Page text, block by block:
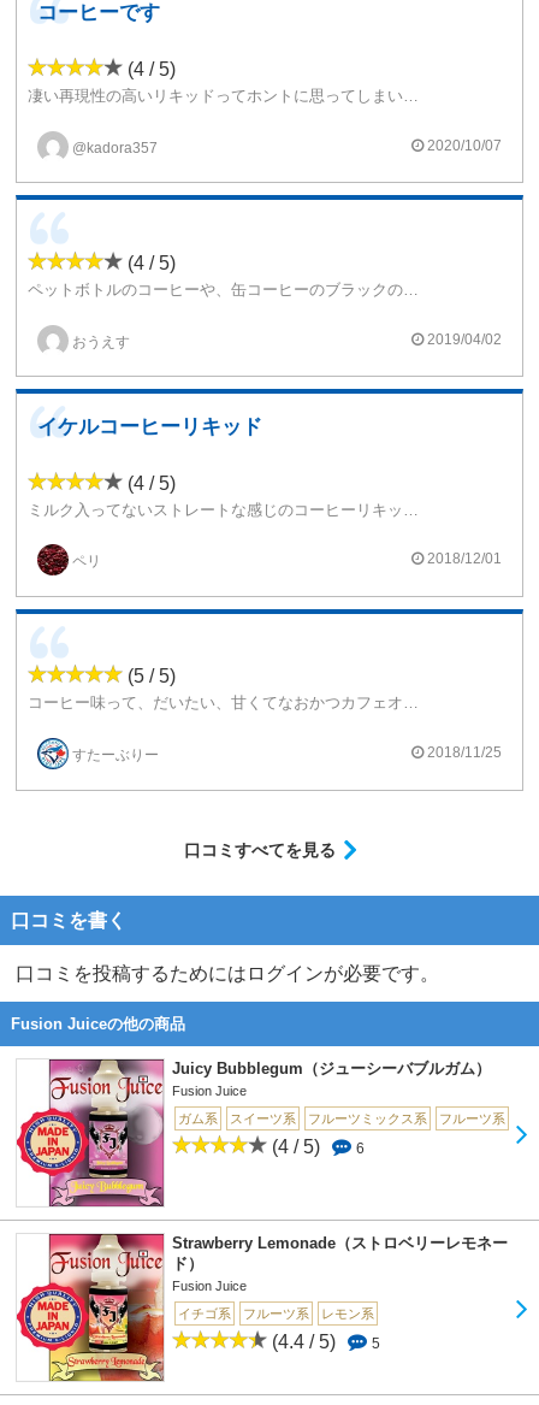
コーヒーです
(4 / 5)
凄い再現性の高いリキッドってホントに思ってしまいましたd(⌒ー⌒)!間違いなくコーヒーのリキッドですよね(゜゜;)ちょっとびっくしちゃりゃう位に感じてますけど～個人的にはもう少し甘味のあるコーヒーなろ最高クラスって思いますかね～
@kadora357 2020/10/07
(4 / 5)
ペットボトルのコーヒーや、缶コーヒーのブラックのようなあっさりとしたコーヒー系リキッド。
甘みはあまり感じられないですね、シンプルで甘みがそこまでないコーヒーリキッドを求めている人に合っているリキッドだと思います。
おうえす 2019/04/02
イケルコーヒーリキッド
(4 / 5)
甘くありません。(グリセリンとか使ってる時点である程度の甘みはありますけどね
ビターな感じです。
おいしかったです。
癖とかはないので、すいやすいと思います。
ペリ 2018/12/01
(5 / 5)
コーヒー味って、だいたい、甘くてなおかつカフェオレ系が多かったり、タバコ感を出すためにナッツの香りがプラスされたりしますが、このリキッドは、ブラックです！
すたーぶりー 2018/11/25
口コミすべてを見る
口コミを書く
口コミを投稿するためにはログインが必要です。
Fusion Juiceの他の商品
Juicy Bubblegum（ジューシーバブルガム）
Fusion Juice
ガム系
スイーツ系 フルーツミックス系 フルーツ系
(4 / 5) 6
Strawberry Lemonade（ストロベリーレモネー
ド）
Fusion Juice
イチゴ系
フルーツ系 レモン系
(4.4 / 5) 5